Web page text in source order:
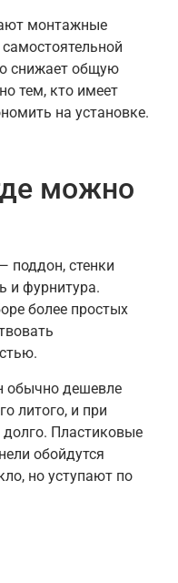
монтажные
снижает общую
тем, кто имеет
на установке.
можно
поддон, стенки
и фурнитура.
более простых
обычно дешевле
литого, и при
Пластиковые
обойдутся
но уступают по